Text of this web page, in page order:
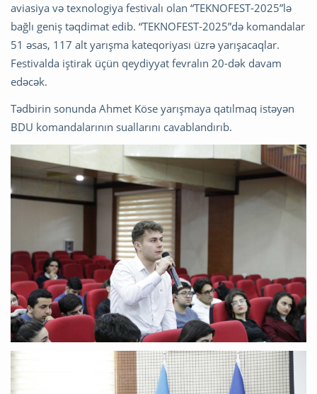
aviasiya və texnologiya festivalı olan “TEKNOFEST-2025”lə
bağlı geniş təqdimat edib. “TEKNOFEST-2025”də komandalar
51 əsas, 117 alt yarışma kateqoriyası üzrə yarışacaqlar.
Festivalda iştirak üçün qeydiyyat fevralın 20-dək davam
edəcək.
Tədbirin sonunda Ahmet Köse yarışmaya qatılmaq istəyən
BDU komandalarının suallarını cavablandırıb.